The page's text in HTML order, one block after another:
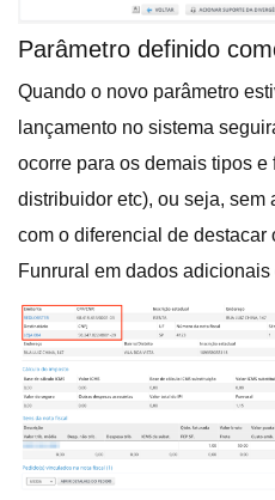
Parâmetro definido
Quando o novo parâmetro
lançamento no sistema
ocorre para os demais tipos
distribuidor etc), ou seja, sem
com o diferencial de destacar
Funrural em dados adicionais